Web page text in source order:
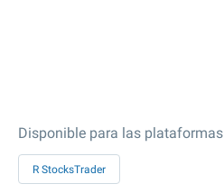
Disponible para las plataformas
R StocksTrader